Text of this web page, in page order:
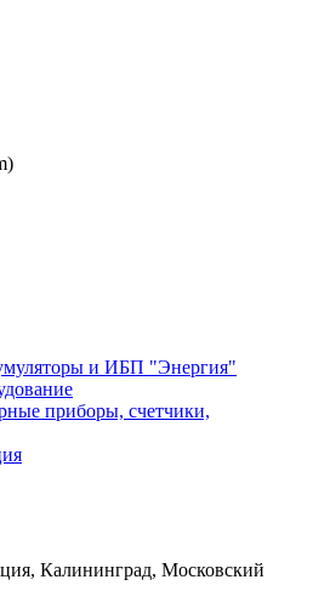
и ИБП "Энергия"
приборы, счетчики,
Калининград, Московский